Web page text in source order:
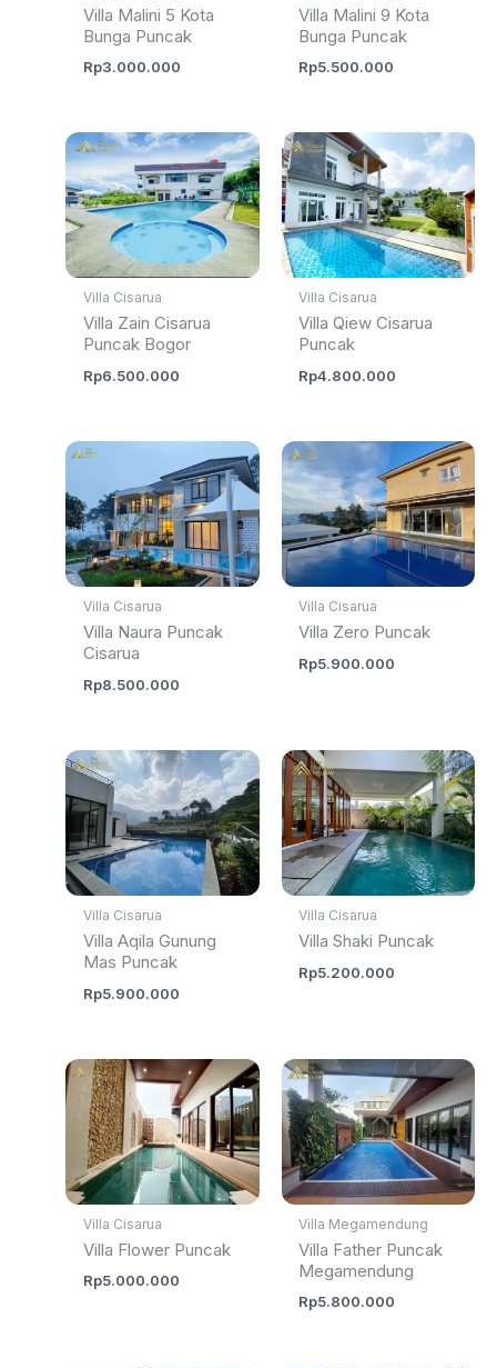
Villa Malini 5 Kota
Bunga Puncak
Rp3.000.000
Villa Malini 9 Kota
Bunga Puncak
Rp5.500.000
Villa Cisarua
Villa Zain Cisarua
Puncak Bogor
Rp6.500.000
Villa Cisarua
Villa Qiew Cisarua
Puncak
Rp4.800.000
Villa Cisarua
Villa Naura Puncak
Cisarua
Rp8.500.000
Villa Cisarua
Villa Zero Puncak
Rp5.900.000
Villa Cisarua
Villa Aqila Gunung
Mas Puncak
Rp5.900.000
Villa Cisarua
Villa Shaki Puncak
Rp5.200.000
Villa Cisarua
Villa Flower Puncak
Rp5.000.000
Villa Megamendung
Villa Father Puncak
Megamendung
Rp5.800.000